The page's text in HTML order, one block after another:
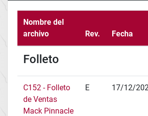
Nombre del
archivo
Rev. Fecha
Folleto
C152 - Folleto
de Ventas
Mack Pinnacle
E 17/12/